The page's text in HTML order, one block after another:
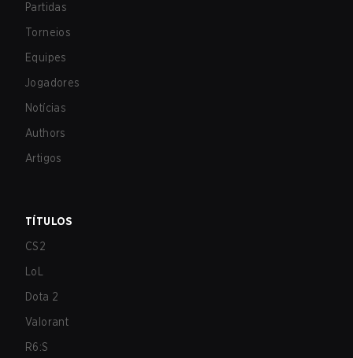
Partidas
Torneios
Equipes
Jogadores
Notícias
Authors
Artigos
TÍTULOS
CS2
LoL
Dota 2
Valorant
R6:S